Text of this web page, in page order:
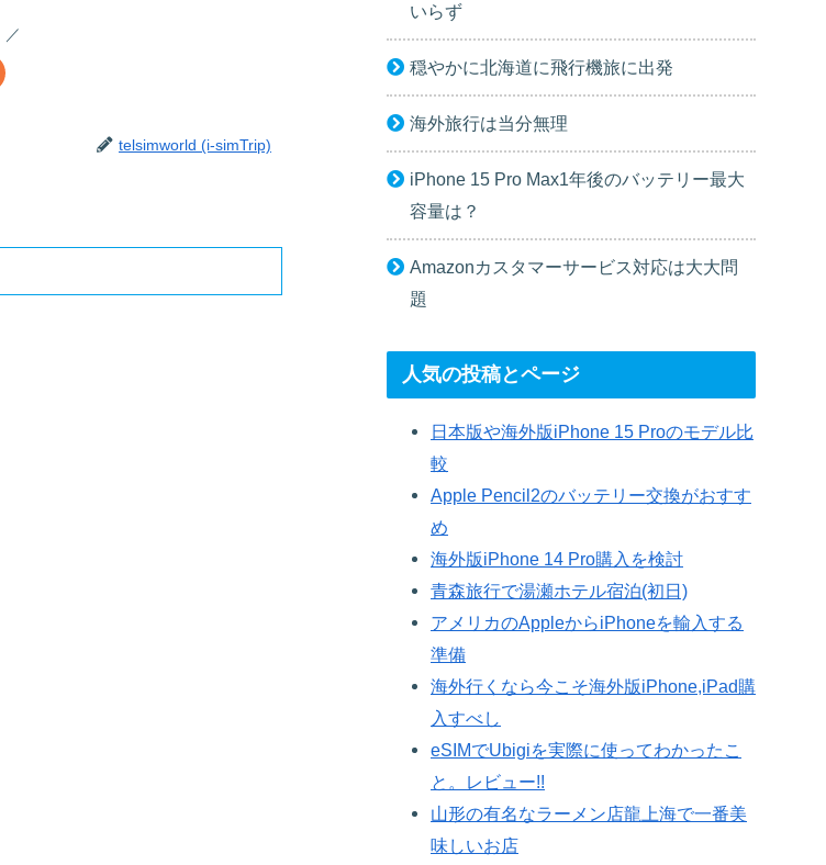
telsimworld (i-simTrip)
いらず
穏やかに北海道に飛行機旅に出発
海外旅行は当分無理
iPhone 15 Pro Max1年後のバッテリー最大
容量は？
Amazonカスタマーサービス対応は大大問
題
人気の投稿とページ
日本版や海外版iPhone 15 Proのモデル比
較
Apple Pencil2のバッテリー交換がおすす
め
海外版iPhone 14 Pro購入を検討
青森旅行で湯瀬ホテル宿泊(初日)
アメリカのAppleからiPhoneを輸入する
準備
海外行くなら今こそ海外版iPhone,iPad購
入すべし
eSIMでUbigiを実際に使ってわかったこ
と。レビュー!!
山形の有名なラーメン店龍上海で一番美
味しいお店